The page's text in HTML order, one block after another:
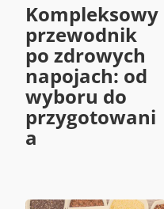
Kompleksowy
przewodnik
po zdrowych
napojach: od
wyboru do
przygotowani
a